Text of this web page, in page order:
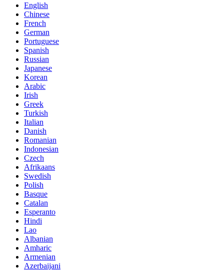
English
Chinese
French
German
Portuguese
Spanish
Russian
Japanese
Korean
Arabic
Irish
Greek
Turkish
Italian
Danish
Romanian
Indonesian
Czech
Afrikaans
Swedish
Polish
Basque
Catalan
Esperanto
Hindi
Lao
Albanian
Amharic
Armenian
Azerbaijani